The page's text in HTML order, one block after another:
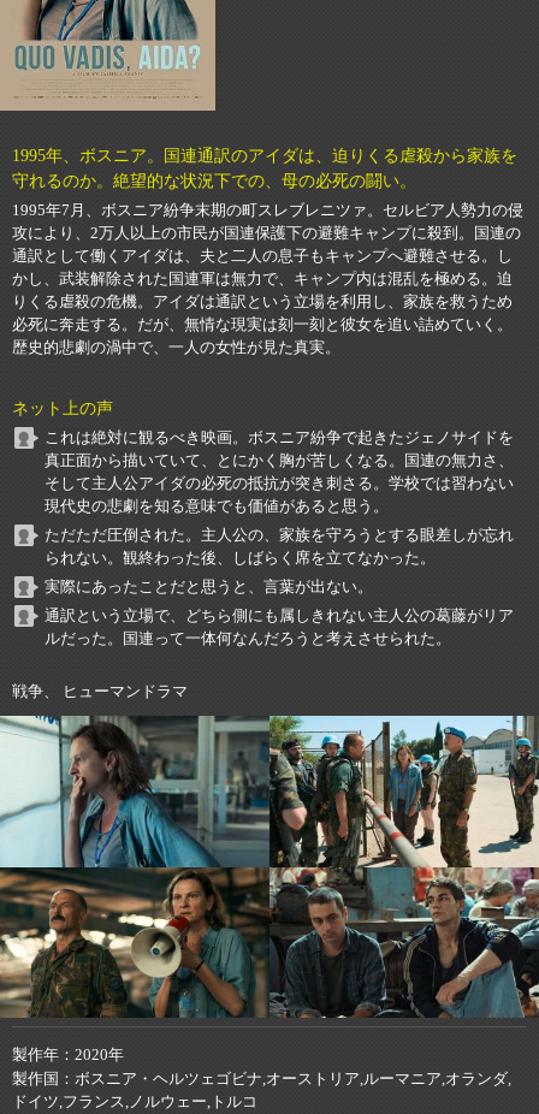
1995年、ボスニア。国連通訳のアイダは、迫りくる虐殺から家族を
守れるのか。絶望的な状況下での、母の必死の闘い。
1995年7月、ボスニア紛争末期の町スレブレニツァ。セルビア人勢力の侵
攻により、2万人以上の市民が国連保護下の避難キャンプに殺到。国連の
通訳として働くアイダは、夫と二人の息子もキャンプへ避難させる。し
かし、武装解除された国連軍は無力で、キャンプ内は混乱を極める。迫
りくる虐殺の危機。アイダは通訳という立場を利用し、家族を救うため
必死に奔走する。だが、無情な現実は刻一刻と彼女を追い詰めていく。
歴史的悲劇の渦中で、一人の女性が見た真実。
ネット上の声
これは絶対に観るべき映画。ボスニア紛争で起きたジェノサイドを
真正面から描いていて、とにかく胸が苦しくなる。国連の無力さ、
そして主人公アイダの必死の抵抗が突き刺さる。学校では習わない
現代史の悲劇を知る意味でも価値があると思う。
ただただ圧倒された。主人公の、家族を守ろうとする眼差しが忘れ
られない。観終わった後、しばらく席を立てなかった。
実際にあったことだと思うと、言葉が出ない。
通訳という立場で、どちら側にも属しきれない主人公の葛藤がリア
ルだった。国連って一体何なんだろうと考えさせられた。
戦争、 ヒューマンドラマ
製作年
2020年
製作国
ボスニア・ヘルツェゴビナ,オーストリア,ルーマニア,オランダ,
ドイツ,フランス,ノルウェー,トルコ